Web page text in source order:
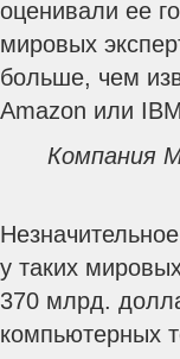
оценивали ее
мировых
больше, чем
Amazon или
Компания
у таких
370 млрд.
компьютерных